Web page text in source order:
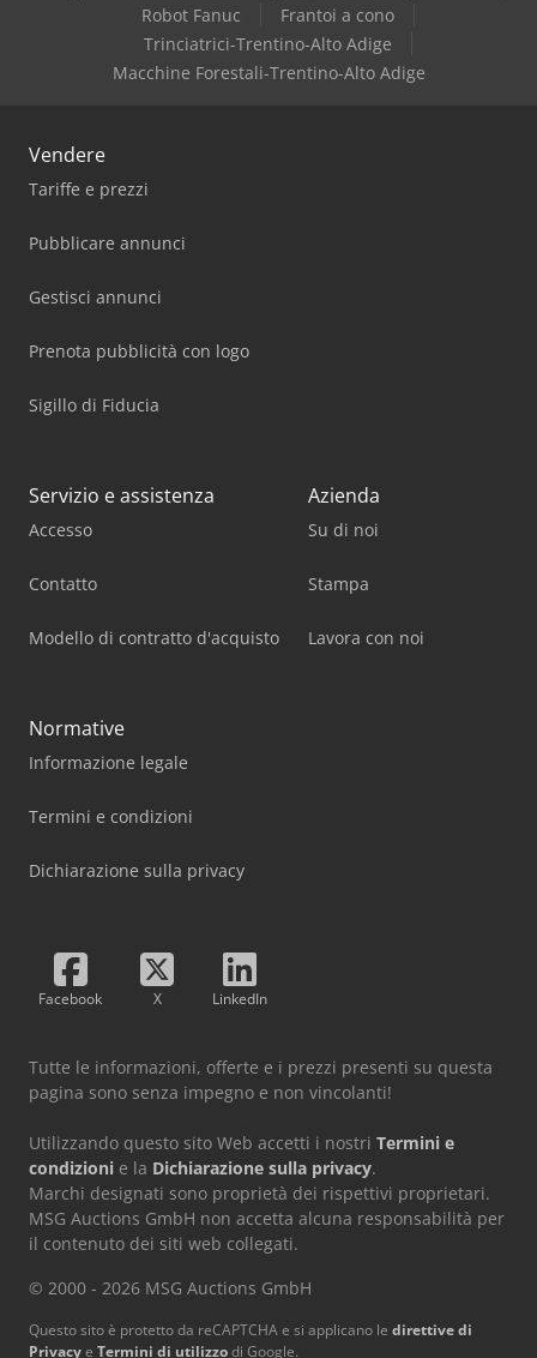
Robot Fanuc
Frantoi a cono
Trinciatrici-Trentino-Alto Adige
Macchine Forestali-Trentino-Alto Adige
Vendere
Tariffe e prezzi
Pubblicare annunci
Gestisci annunci
Prenota pubblicità con logo
Sigillo di Fiducia
Servizio e assistenza
Accesso
Contatto
Modello di contratto d'acquisto
Azienda
Su di noi
Stampa
Lavora con noi
Normative
Informazione legale
Termini e condizioni
Dichiarazione sulla privacy
Facebook X LinkedIn
Tutte le informazioni, offerte e i prezzi presenti su questa
pagina sono senza impegno e non vincolanti!
Utilizzando questo sito Web accetti i nostri Termini e
condizioni e la Dichiarazione sulla privacy.
Marchi designati sono proprietà dei rispettivi proprietari.
MSG Auctions GmbH non accetta alcuna responsabilità per
il contenuto dei siti web collegati.
© 2000 - 2026 MSG Auctions GmbH
Questo sito è protetto da reCAPTCHA e si applicano le direttive di
Privacye Termini di utilizzodi Google.